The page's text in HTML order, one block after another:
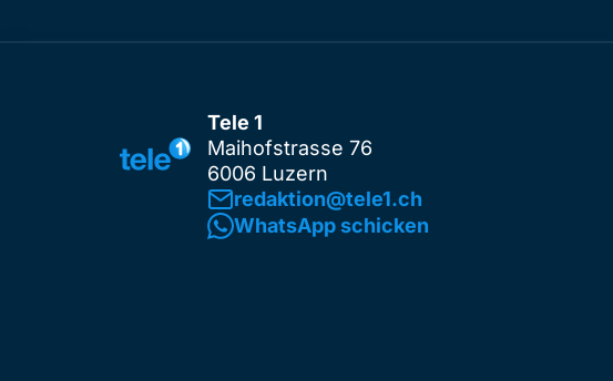
Tele 1
Maihofstrasse 76
6006 Luzern
redaktion@tele1.ch
WhatsApp schicken